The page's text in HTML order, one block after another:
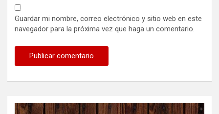
Guardar mi nombre, correo electrónico y sitio web en este
navegador para la próxima vez que haga un comentario.